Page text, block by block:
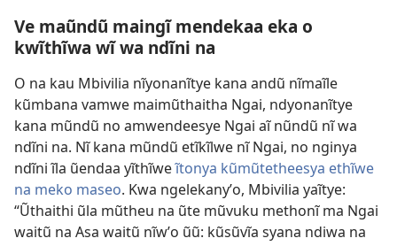
Ve maũndũ maingĩ mendekaa eka o
kwĩthĩwa wĩ wa ndĩni na
O na kau Mbivilia nĩyonanĩtye kana andũ nĩmaĩle
kũmbana vamwe maimũthaitha Ngai, ndyonanĩtye
kana mũndũ no amwendeesye Ngai aĩ nũndũ nĩ wa
ndĩni na. Nĩ kana mũndũ etĩkĩlwe nĩ Ngai, no nginya
ndĩni ĩla ũendaa yĩthĩweĩtonya kũmũtetheesya ethĩwe
na meko maseo. Kwa ngelekanyʼo, Mbivilia yaĩtye:
“Ũthaithi ũla mũtheu na ũte mũvuku methonĩ ma Ngai
waitũ na Asa waitũ nĩwʼo ũũ: kũsũvĩa syana ndiwa na